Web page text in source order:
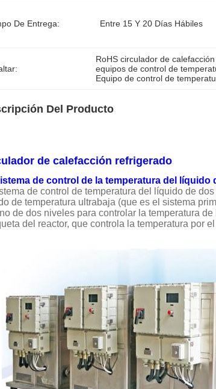
De Entrega: Entre 15 Y 20 Días Hábiles
RoHS circulador de
equipos de control de
Equipo de control de
Del Producto
de calefacción refrigerado
de control de la temperatura del
de control de temperatura del líquido de
de temperatura ultrabaja (que es el sistema
de dos niveles para controlar la temperatura
del reactor, que controla la temperatura por